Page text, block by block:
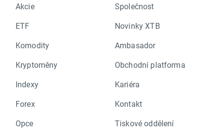
Akcie
ETF
Komodity
Kryptoměny
Indexy
Forex
Opce
Společnost
Novinky XTB
Ambasador
Obchodní platforma
Kariéra
Kontakt
Tiskové oddělení